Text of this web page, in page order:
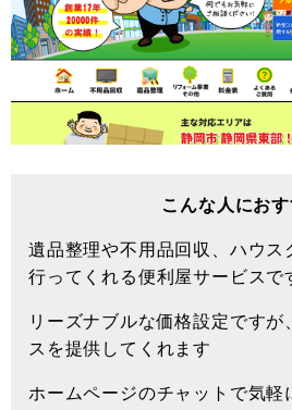
こんな人にお
遺品整理や不用品回収、ハウス
行ってくれる便利屋サービスで
リーズナブルな価格設定です
スを提供してくれます
ホームページのチャットで気軽